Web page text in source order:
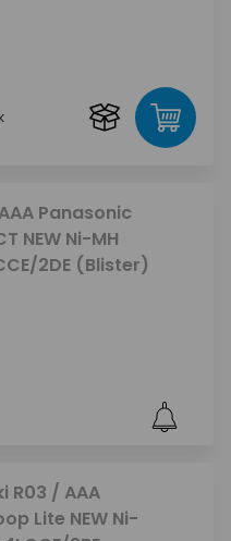
Panasonic
NEW Ni-MH
2DE (Blister)
R03 / AAA
Lite NEW Ni-